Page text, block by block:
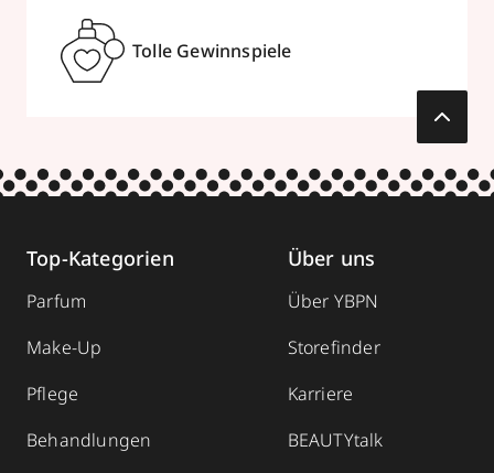
Tolle Gewinnspiele
Top-Kategorien
Parfum
Make-Up
Pflege
Behandlungen
Über uns
Über YBPN
Storefinder
Karriere
BEAUTYtalk